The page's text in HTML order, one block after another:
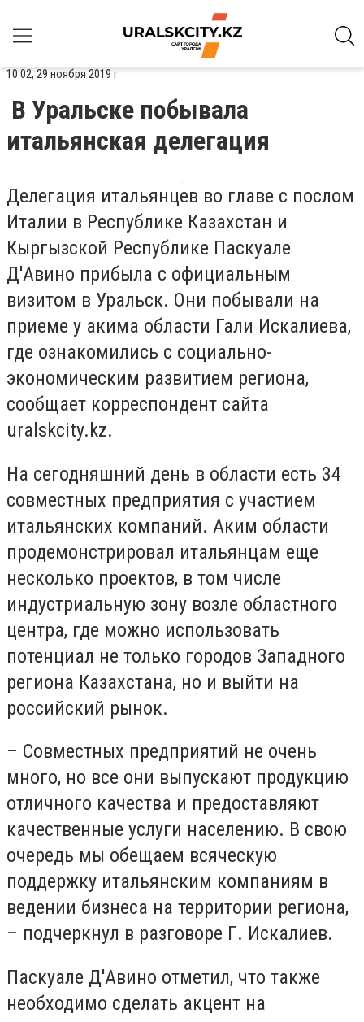
10:02, 29 ноября 2019 г.
В Уральске побывала
итальянская делегация
Делегация итальянцев во главе с послом
Италии в Республике Казахстан и
Кыргызской Республике Паскуале
Д'Авино прибыла с официальным
визитом в Уральск. Они побывали на
приеме у акима области Гали Искалиева,
где ознакомились с социально-
экономическим развитием региона,
сообщает корреспондент сайта
uralskcity.kz.
На сегодняшний день в области есть 34
совместных предприятия с участием
итальянских компаний. Аким области
продемонстрировал итальянцам еще
несколько проектов, в том числе
индустриальную зону возле областного
центра, где можно использовать
потенциал не только городов Западного
региона Казахстана, но и выйти на
российский рынок.
– Совместных предприятий не очень
много, но все они выпускают продукцию
отличного качества и предоставляют
качественные услуги населению. В свою
очередь мы обещаем всяческую
поддержку итальянским компаниям в
ведении бизнеса на территории региона,
– подчеркнул в разговоре Г. Искалиев.
Паскуале Д'Авино отметил, что также
необходимо сделать акцент на